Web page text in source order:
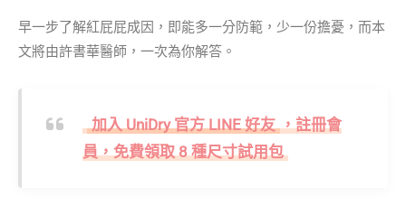
早一步了解紅屁屁成因，即能多一分防範，少一份擔憂，而本
文將由許書華醫師，一次為你解答。
加入 UniDry 官方 LINE 好友 ，註冊會
員，免費領取 8 種尺寸試用包